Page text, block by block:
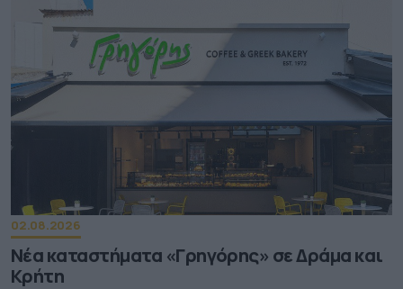
02.08.2026
Νέα καταστήματα «Γρηγόρης» σε Δράμα και
Κρήτη